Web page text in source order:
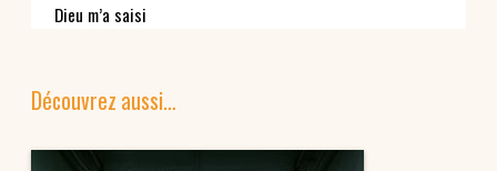
Dieu m’a saisi
Découvrez aussi…